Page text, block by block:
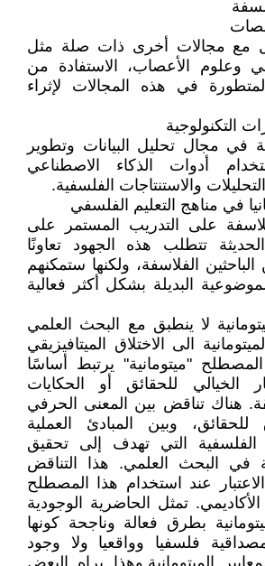
مع مجالات أخرى ذات صلة مثل
وعلوم الأعصاب، الاستفادة من
في هذه المجالات لإثراء
التكنولوجية
في مجال تحليل البيانات وتطوير
أدوات الذكاء الاصطناعي
والاستنتاجات الفلسفية.
في مناهج التعليم الفلسفي
على التدريب المستمر على
الحديثة تتطلب هذه الجهود تعاونًا
الفلاسفة، ولكنها ستمكنهم
البديلة بشكل أكثر فعالية
لا ينطبق مع البحث العلمي
الى الاختلاق الميتافيزيقي
المصطلح "ميتومانية" يرتبط أساسًا
الخيالي للحقائق أو الحكايات
هناك تناقض بين المعنى الحرفي
للحقائق، وبين المبادئ العملية
الفلسفية التي تهدف إلى تحقيق
في البحث العلمي. هذا التناقض
عند استخدام هذا المصطلح
تمثل الحاضرية الوجودية
بطرق فعالة وناجحة كونها
فلسفيا وواقعيا ولا وجود